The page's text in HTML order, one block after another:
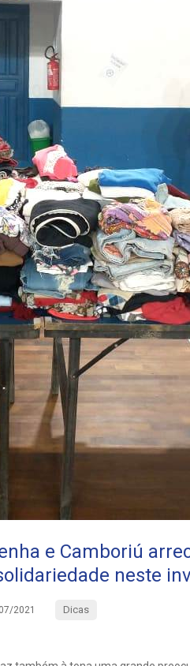
e Camboriú
neste
2021 Dicas